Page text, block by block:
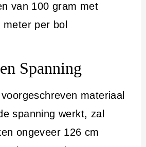
van 100 gram met
per bol
Spanning
materiaal
spanning werkt, zal
ongeveer 126 cm